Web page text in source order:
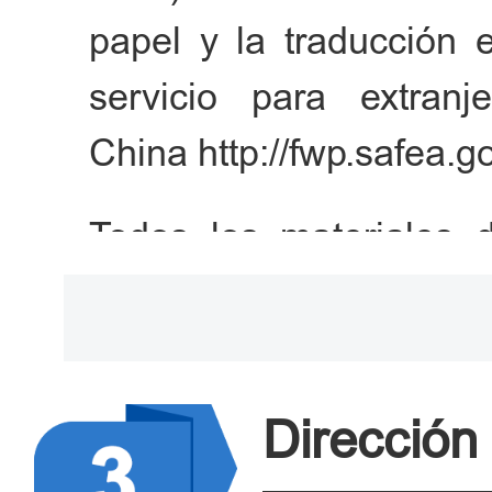
lugar de trabajo,
duración de trabajo en
certificado de empleo
que aplique
organizaciones
extranjero. (la oficina de
certificado de
papel y la traducción
servicio para
China http://
Todos los materiales
con el sello oficial del
caso de los